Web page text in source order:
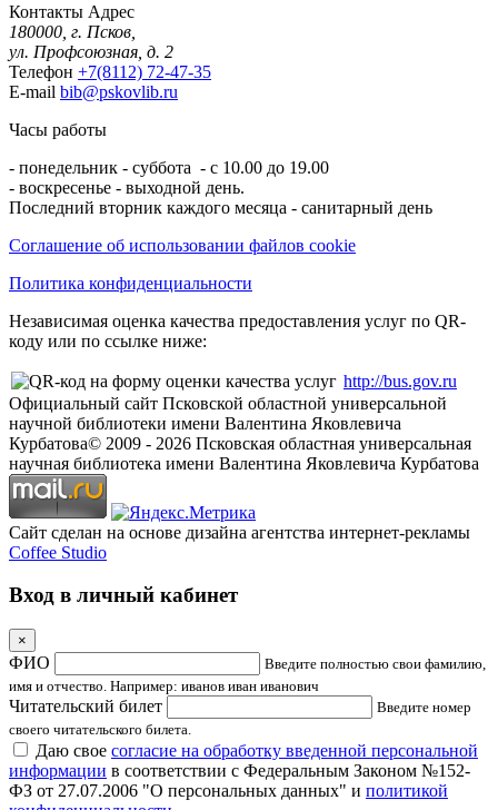
Контакты Адрес
180000, г. Псков,
ул. Профсоюзная, д. 2
Телефон +7(8112) 72-47-35
E-mail bib@pskovlib.ru
Часы работы
- понедельник - суббота - с 10.00 до 19.00
- воскресенье - выходной день.
Последний вторник каждого месяца - санитарный день
Соглашение об использовании файлов cookie
Политика конфиденциальности
Независимая оценка качества предоставления услуг по QR-
коду или по ссылке ниже:
http://bus.gov.ru
Официальный сайт Псковской областной универсальной
научной библиотеки имени Валентина Яковлевича
Курбатова© 2009 - 2026 Псковская областная универсальная
научная библиотека имени Валентина Яковлевича Курбатова
Сайт сделан на основе дизайна агентства интернет-рекламы
Coffee Studio
Вход в личный кабинет
×
ФИО
Введите полностью свои фамилию,
имя и отчество. Например: иванов иван иванович
Читательский билет
Введите номер
своего читательского билета.
Даю свое согласие на обработку введенной персональной
информации в соответствии с Федеральным Законом №152-
ФЗ от 27.07.2006 "О персональных данных" и политикой